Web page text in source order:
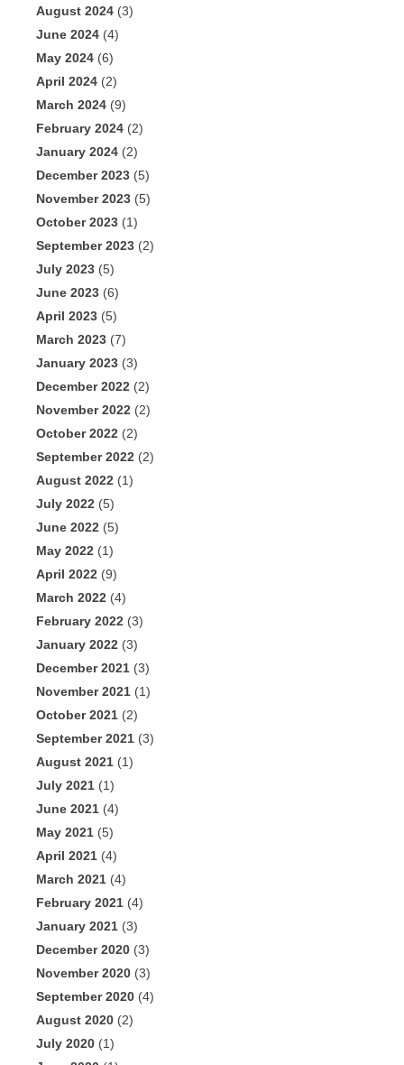
August 2024 (3)
June 2024 (4)
May 2024 (6)
April 2024 (2)
March 2024 (9)
February 2024 (2)
January 2024 (2)
December 2023 (5)
November 2023 (5)
October 2023 (1)
September 2023 (2)
July 2023 (5)
June 2023 (6)
April 2023 (5)
March 2023 (7)
January 2023 (3)
December 2022 (2)
November 2022 (2)
October 2022 (2)
September 2022 (2)
August 2022 (1)
July 2022 (5)
June 2022 (5)
May 2022 (1)
April 2022 (9)
March 2022 (4)
February 2022 (3)
January 2022 (3)
December 2021 (3)
November 2021 (1)
October 2021 (2)
September 2021 (3)
August 2021 (1)
July 2021 (1)
June 2021 (4)
May 2021 (5)
April 2021 (4)
March 2021 (4)
February 2021 (4)
January 2021 (3)
December 2020 (3)
November 2020 (3)
September 2020 (4)
August 2020 (2)
July 2020 (1)